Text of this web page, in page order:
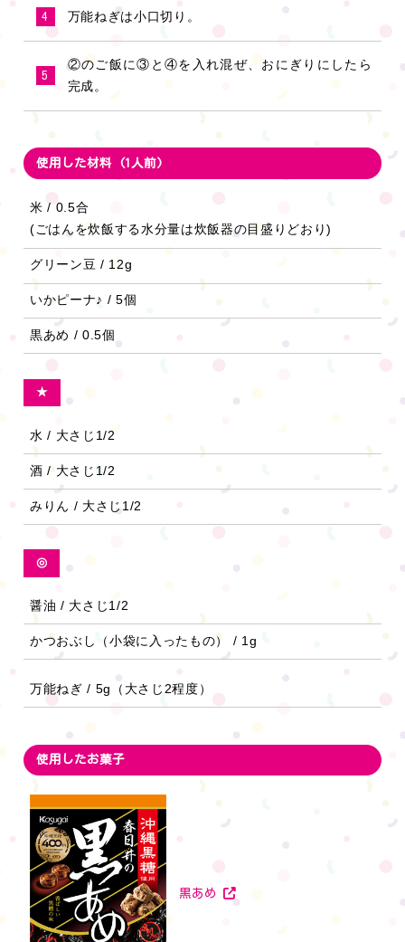
4 万能ねぎは小口切り。
5
②のご飯に③と④を入れ混ぜ、おにぎりにしたら
完成。
使用した材料 (1人前)
米 / 0.5合
(ごはんを炊飯する水分量は炊飯器の目盛りどおり)
グリーン豆 / 12g
いかピーナ♪ / 5個
黒あめ / 0.5個
★
水 / 大さじ1/2
酒 / 大さじ1/2
みりん / 大さじ1/2
◎
醤油 / 大さじ1/2
かつおぶし（小袋に入ったもの） / 1g
万能ねぎ / 5g（大さじ2程度）
使用したお菓子
黒あめ